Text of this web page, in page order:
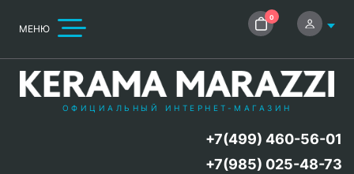
МЕНЮ
0
ОФИЦИАЛЬНЫЙ ИНТЕРНЕТ-МАГАЗИН
+7(499) 460-56-01
+7(985) 025-48-73